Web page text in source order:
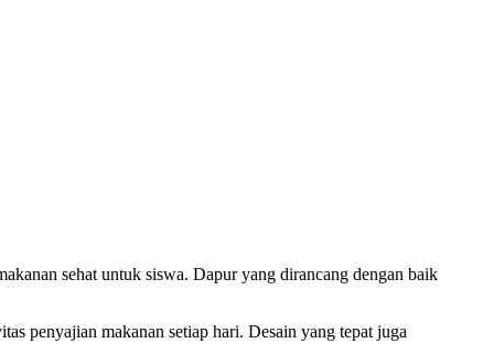
sehat untuk siswa. Dapur yang dirancang dengan baik
penyajian makanan setiap hari. Desain yang tepat juga